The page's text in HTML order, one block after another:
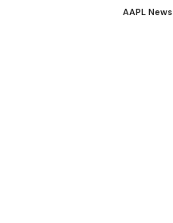
AAPL News